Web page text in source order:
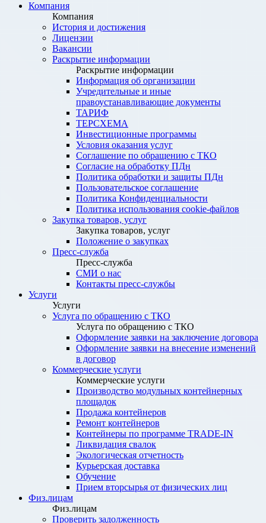
Компания
Компания
История и достижения
Лицензии
Вакансии
Раскрытие информации
Раскрытие информации
Информация об организации
Учредительные и иные
правоустанавливающие документы
ТАРИФ
ТЕРСХЕМА
Инвестиционные программы
Условия оказания услуг
Соглашение по обращению с ТКО
Согласие на обработку ПДн
Политика обработки и защиты ПДн
Пользовательское соглашение
Политика Конфиденциальности
Политика использования cookie-файлов
Закупка товаров, услуг
Закупка товаров, услуг
Положение о закупках
Пресс-служба
Пресс-служба
СМИ о нас
Контакты пресс-службы
Услуги
Услуги
Услуга по обращению с ТКО
Услуга по обращению с ТКО
Оформление заявки на заключение договора
Оформление заявки на внесение изменений
в договор
Коммерческие услуги
Коммерческие услуги
Производство модульных контейнерных
площадок
Продажа контейнеров
Ремонт контейнеров
Контейнеры по программе TRADE-IN
Ликвидация свалок
Экологическая отчетность
Курьерская доставка
Обучение
Прием вторсырья от физических лиц
Физ.лицам
Физ.лицам
Проверить задолженность